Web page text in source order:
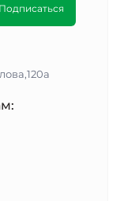
Подписаться